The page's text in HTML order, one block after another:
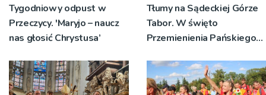
Tygodniowy odpust w
Przeczycy. 'Maryjo – naucz
nas głosić Chrystusa’
Tłumy na Sądeckiej Górze
Tabor. W święto
Przemienienia Pańskiego
znaczeniu Sakramentów
[ZDJĘCIA]